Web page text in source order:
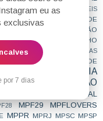
eu as
exclusivas
por 7 dias
LEI NOVA LEI SECA
LEIS
LIBERDADE DE
LOTAÇÃO
DO TRABALHO
FEDERAL
MAIS LIDAS
LEGAL MENTALIDADE
METODOLOGIA
MOTIVAÇÃO
MPESTADUAL
MPF29
MPFLOVERS
MPPR MPRJ MPSC MPSP